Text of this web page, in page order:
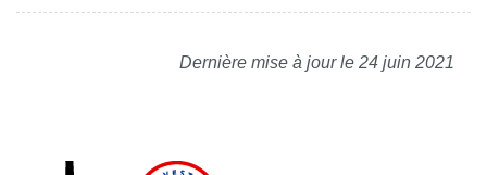
Dernière mise à jour le 24 juin 2021